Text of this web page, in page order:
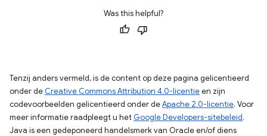
Was this helpful?
Tenzij anders vermeld, is de content op deze pagina gelicentieerd
onder de Creative Commons Attribution 4.0-licentieen zijn
codevoorbeelden gelicentieerd onder deApache 2.0-licentie. Voor
meer informatie raadpleegt u het Google Developers-sitebeleid.
Java is een gedeponeerd handelsmerk van Oracle en/of diens